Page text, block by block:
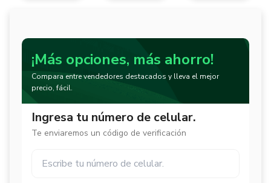
¡Más opciones, más ahorro!
Compara entre vendedores destacados y lleva el mejor
precio, fácil.
Ingresa tu número de celular.
Te enviaremos un código de verificación